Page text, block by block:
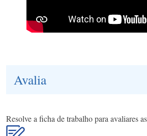
Avalia
Resolve a ficha de trabalho para avaliares